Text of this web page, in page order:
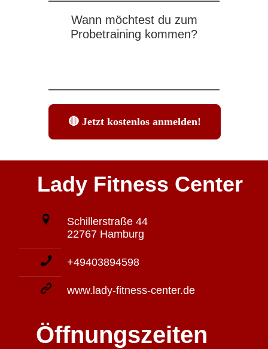
Wann möchtest du zum
Probetraining kommen?
Lady Fitness Center
Schillerstraße 44
22767 Hamburg
+49403894598
www.lady-fitness-center.de
Öffnungszeiten